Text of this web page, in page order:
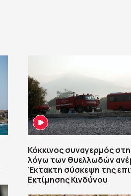
Κόκκινος συναγερμός
λόγω των θυελλωδών
Έκτακτη σύσκεψη της
Εκτίμησης Κινδύνου